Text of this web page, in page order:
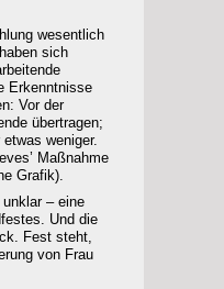
wesentlich
sich
Erkenntnisse
Vor der
übertragen;
weniger.
Maßnahme
Grafik).
– eine
Und die
Fest steht,
von Frau